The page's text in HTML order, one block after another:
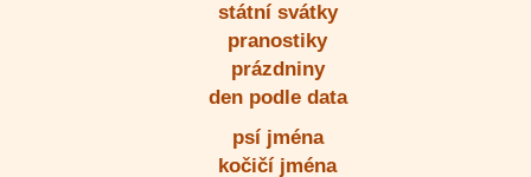
státní svátky
pranostiky
prázdniny
den podle data
psí jména
kočičí jména